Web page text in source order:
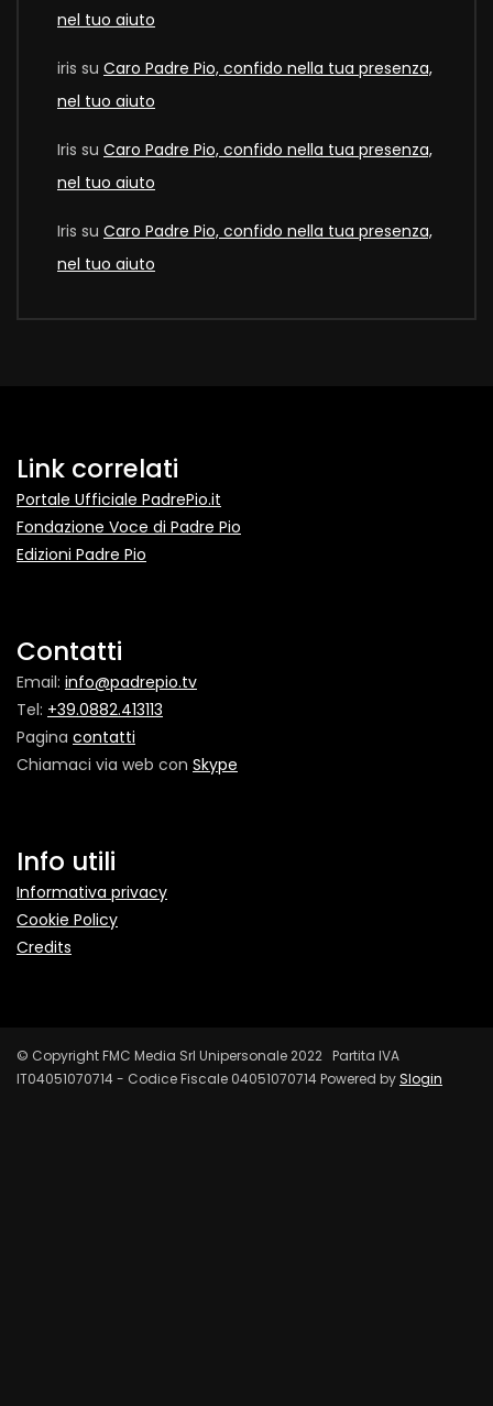
nel tuo aiuto
iris su Caro Padre Pio, confido nella tua presenza,
nel tuo aiuto
Iris su Caro Padre Pio, confido nella tua presenza,
nel tuo aiuto
Iris su Caro Padre Pio, confido nella tua presenza,
nel tuo aiuto
Link correlati
Portale Ufficiale PadrePio.it
Fondazione Voce di Padre Pio
Edizioni Padre Pio
Contatti
Email: info@padrepio.tv
Tel: +39.0882.413113
Pagina contatti
Chiamaci via web con Skype
Info utili
Informativa privacy
Cookie Policy
Credits
© Copyright FMC Media Srl Unipersonale 2022 Partita IVA
IT04051070714 - Codice Fiscale 04051070714 Powered bySlogin